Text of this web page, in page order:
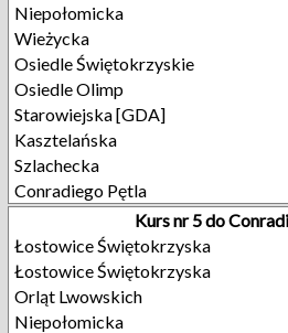
Niepołomicka
Wieżycka
Osiedle Świętokrzyskie
Osiedle Olimp
Starowiejska [GDA]
Kasztelańska
Szlachecka
Conradiego Pętla
Kurs nr 5 do
Łostowice Świętokrzyska
Łostowice Świętokrzyska
Orląt Lwowskich
Niepołomicka